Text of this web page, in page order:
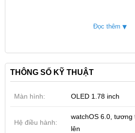
Tương tự như các thiết bị đồng hồ
Đọc thêm ▾
THÔNG SỐ KỸ THUẬT
Màn hình: OLED 1.78 inch
Hệ điều hành:
watchOS 6.0,
lên